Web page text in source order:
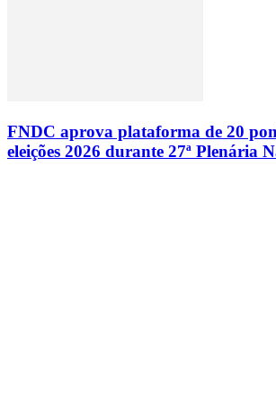
FNDC aprova plataforma de 20
eleições 2026 durante 27ª Plenária